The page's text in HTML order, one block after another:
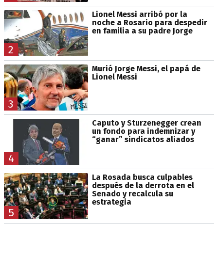
2
Lionel Messi arribó por la
noche a Rosario para despedir
en familia a su padre Jorge
3
Murió Jorge Messi, el papá de
Lionel Messi
4
Caputo y Sturzenegger crean
un fondo para indemnizar y
“ganar” sindicatos aliados
5
La Rosada busca culpables
después de la derrota en el
Senado y recalcula su
estrategia